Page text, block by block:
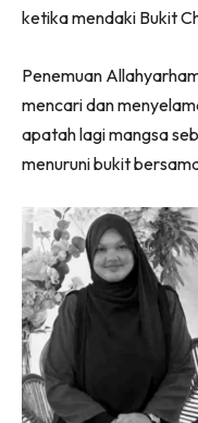
ketika mendaki Bukit
Penemuan
mencari dan
apatah lagi mangsa
menuruni bukit